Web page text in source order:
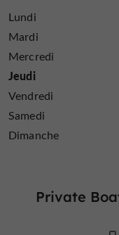
Lundi
Mardi
Mercredi
Jeudi
Vendredi
Samedi
Dimanche
Private